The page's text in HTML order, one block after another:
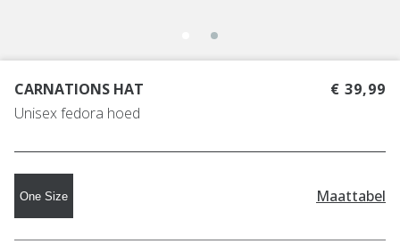
CARNATIONS HAT
Unisex fedora hoed
€ 39,99
One Size Maattabel